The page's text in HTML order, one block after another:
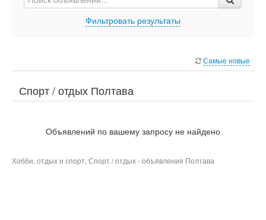
Фильтровать результаты
Самые новые
Спорт / отдых Полтава
Объявлений по вашему запросу не найдено
Хобби, отдых и спорт, Спорт / отдых - объявления Полтава